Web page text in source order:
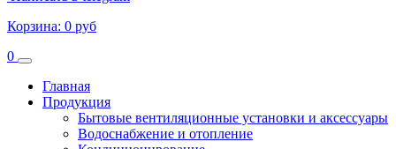
Корзина: 0 руб
0
Главная
Продукция
Бытовые вентиляционные установки и аксессуары
Водоснабжение и отопление